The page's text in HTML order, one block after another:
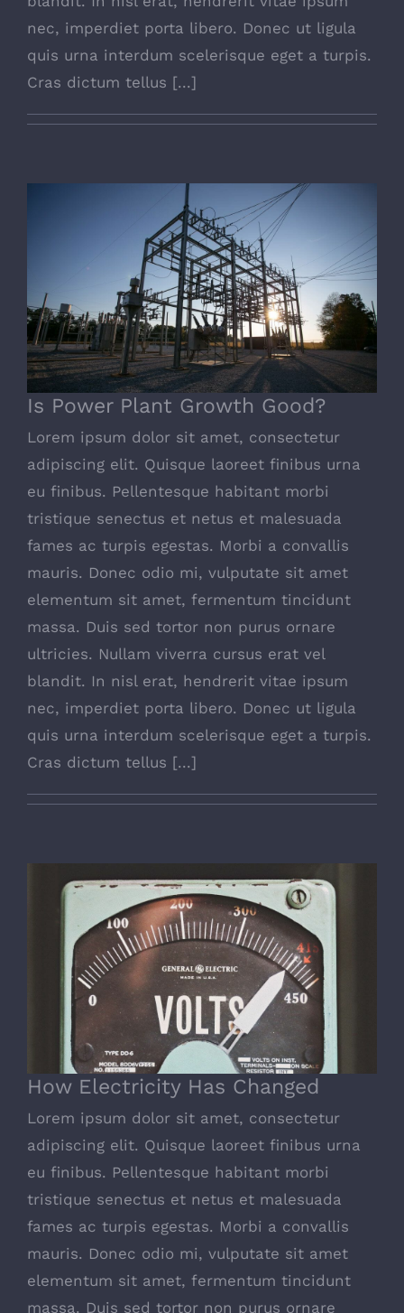
nec, imperdiet porta libero. Donec ut ligula
quis urna interdum scelerisque eget a turpis.
Cras dictum tellus [...]
Is Power Plant Growth Good?
Is Power Plant Growth Good?
Lorem ipsum dolor sit amet, consectetur
adipiscing elit. Quisque laoreet finibus urna
eu finibus. Pellentesque habitant morbi
tristique senectus et netus et malesuada
fames ac turpis egestas. Morbi a convallis
mauris. Donec odio mi, vulputate sit amet
elementum sit amet, fermentum tincidunt
massa. Duis sed tortor non purus ornare
ultricies. Nullam viverra cursus erat vel
blandit. In nisl erat, hendrerit vitae ipsum
nec, imperdiet porta libero. Donec ut ligula
quis urna interdum scelerisque eget a turpis.
Cras dictum tellus [...]
How Electricity Has Changed
How Electricity Has Changed
Lorem ipsum dolor sit amet, consectetur
adipiscing elit. Quisque laoreet finibus urna
eu finibus. Pellentesque habitant morbi
tristique senectus et netus et malesuada
fames ac turpis egestas. Morbi a convallis
mauris. Donec odio mi, vulputate sit amet
elementum sit amet, fermentum tincidunt
massa. Duis sed tortor non purus ornare